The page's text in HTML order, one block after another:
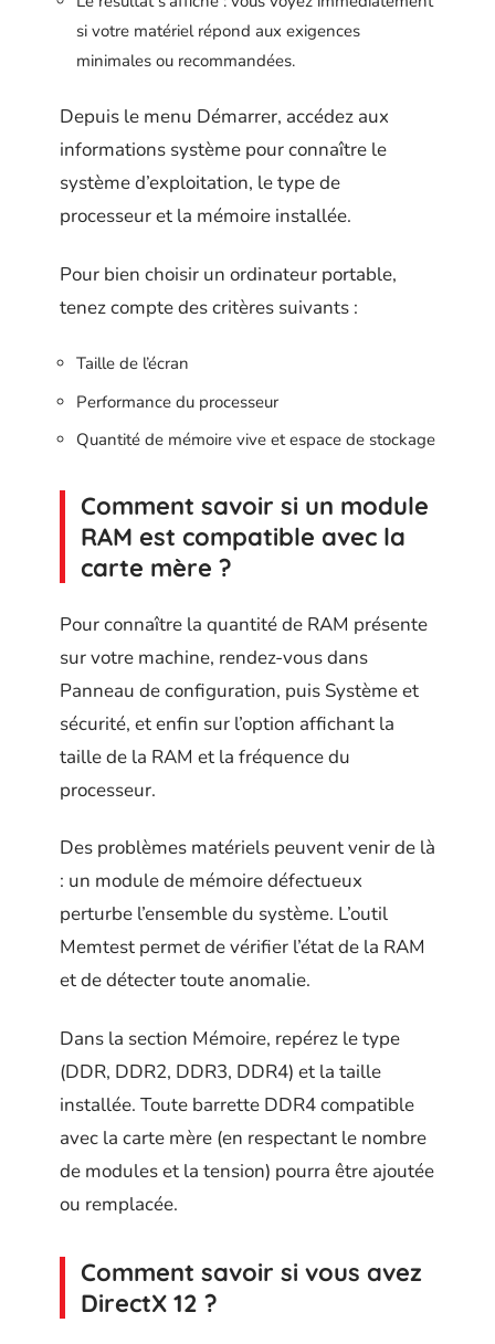
si votre matériel répond aux exigences
minimales ou recommandées.
Depuis le menu Démarrer, accédez aux
informations système pour connaître le
système d’exploitation, le type de
processeur et la mémoire installée.
Pour bien choisir un ordinateur portable,
tenez compte des critères suivants :
Taille de l’écran
Performance du processeur
Quantité de mémoire vive et espace de stockage
Comment savoir si un module
RAM est compatible avec la
carte mère ?
Pour connaître la quantité de RAM présente
sur votre machine, rendez-vous dans
Panneau de configuration, puis Système et
sécurité, et enfin sur l’option affichant la
taille de la RAM et la fréquence du
processeur.
Des problèmes matériels peuvent venir de là
: un module de mémoire défectueux
perturbe l’ensemble du système. L’outil
Memtest permet de vérifier l’état de la RAM
et de détecter toute anomalie.
Dans la section Mémoire, repérez le type
(DDR, DDR2, DDR3, DDR4) et la taille
installée. Toute barrette DDR4 compatible
avec la carte mère (en respectant le nombre
de modules et la tension) pourra être ajoutée
ou remplacée.
Comment savoir si vous avez
DirectX 12 ?